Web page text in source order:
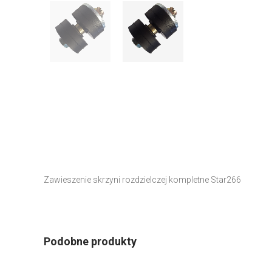
Zawieszenie skrzyni rozdzielczej kompletne Star266
Podobne produkty